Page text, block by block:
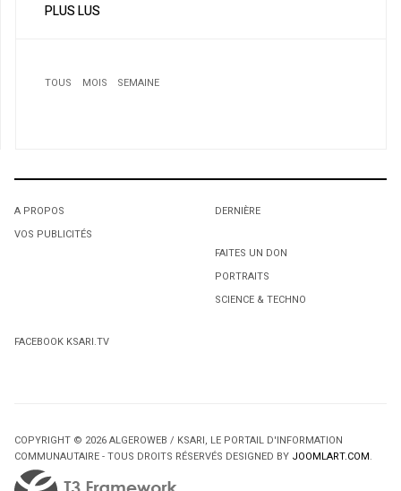
PLUS LUS
TOUS MOIS
SEMAINE
Déneigement meurtrier: « Ma femme voulait se reposer
: elle est maintenant au grand repos »
Manifestation contre la prière islamique dans une école
de dollars
L'octroi accidentel du Gant Court.
2
L'octroi accidentel du Gant Court.
2
A PROPOS
VOS PUBLICITÉS
DERNIÈRE
FAITES UN DON
PORTRAITS
SCIENCE & TECHNO
FACEBOOK KSARI.TV
COPYRIGHT © 2026 ALGEROWEB / KSARI, LE PORTAIL D'INFORMATION
COMMUNAUTAIRE - TOUS DROITS RÉSERVÉS DESIGNED BY JOOMLART.COM.